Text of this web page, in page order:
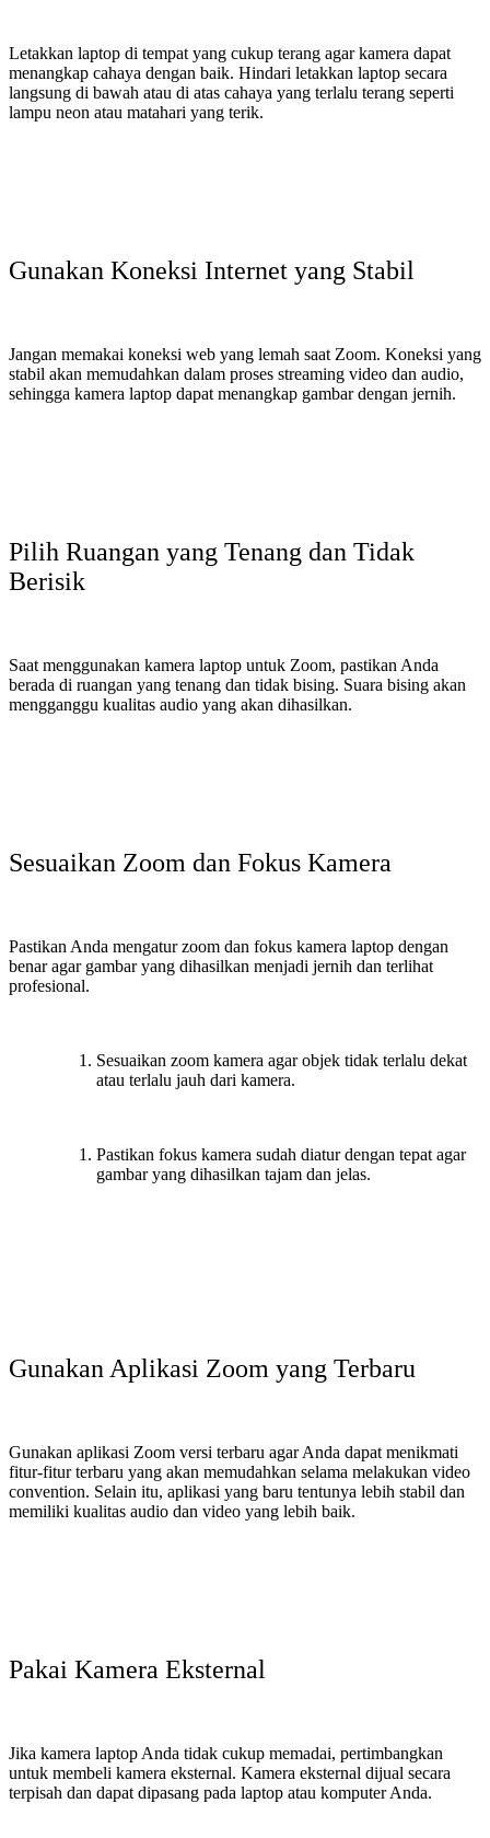
Letakkan laptop di tempat yang cukup terang agar kamera dapat
menangkap cahaya dengan baik. Hindari letakkan laptop secara
langsung di bawah atau di atas cahaya yang terlalu terang seperti
lampu neon atau matahari yang terik.
Gunakan Koneksi Internet yang Stabil
Jangan memakai koneksi web yang lemah saat Zoom. Koneksi yang
stabil akan memudahkan dalam proses streaming video dan audio,
sehingga kamera laptop dapat menangkap gambar dengan jernih.
Pilih Ruangan yang Tenang dan Tidak
Berisik
Saat menggunakan kamera laptop untuk Zoom, pastikan Anda
berada di ruangan yang tenang dan tidak bising. Suara bising akan
mengganggu kualitas audio yang akan dihasilkan.
Sesuaikan Zoom dan Fokus Kamera
Pastikan Anda mengatur zoom dan fokus kamera laptop dengan
benar agar gambar yang dihasilkan menjadi jernih dan terlihat
profesional.
Sesuaikan zoom kamera agar objek tidak terlalu dekat
atau terlalu jauh dari kamera.
Pastikan fokus kamera sudah diatur dengan tepat agar
gambar yang dihasilkan tajam dan jelas.
Gunakan Aplikasi Zoom yang Terbaru
Gunakan aplikasi Zoom versi terbaru agar Anda dapat menikmati
fitur-fitur terbaru yang akan memudahkan selama melakukan video
convention. Selain itu, aplikasi yang baru tentunya lebih stabil dan
memiliki kualitas audio dan video yang lebih baik.
Pakai Kamera Eksternal
Jika kamera laptop Anda tidak cukup memadai, pertimbangkan
untuk membeli kamera eksternal. Kamera eksternal dijual secara
terpisah dan dapat dipasang pada laptop atau komputer Anda.